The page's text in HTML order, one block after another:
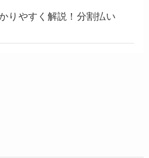
りやすく解説！分割払い